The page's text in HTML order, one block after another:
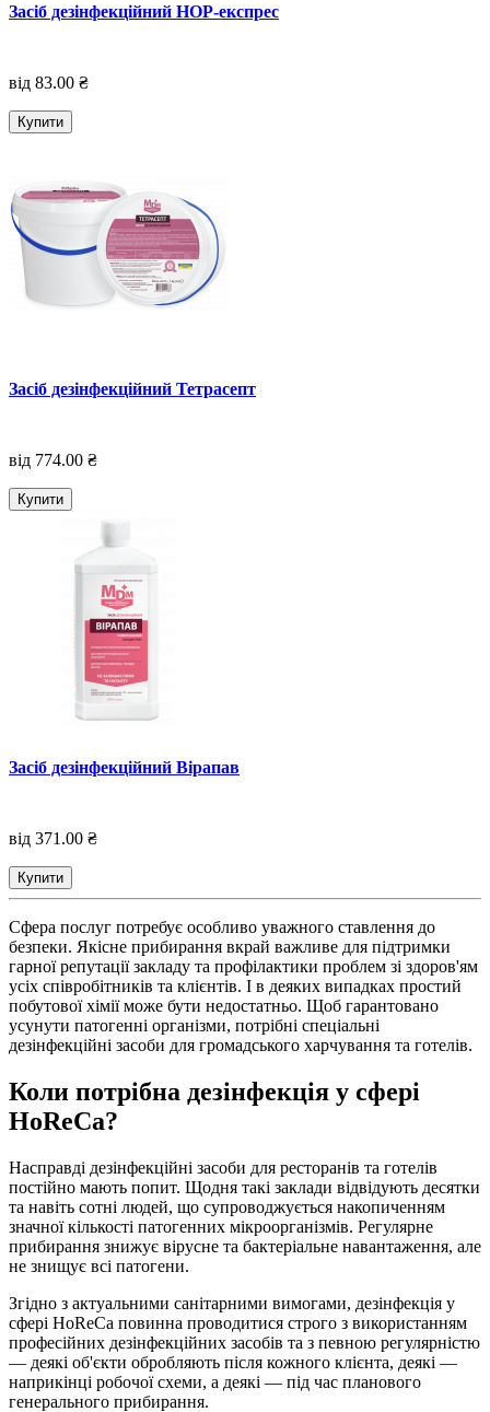
Засіб дезінфекційний НОР-експрес
від 83.00 ₴
Купити
Засіб дезінфекційний Тетрасепт
від 774.00 ₴
Купити
Засіб дезінфекційний Вірапав
від 371.00 ₴
Купити
Сфера послуг потребує особливо уважного ставлення до
безпеки. Якісне прибирання вкрай важливе для підтримки
гарної репутації закладу та профілактики проблем зі здоров'ям
усіх співробітників та клієнтів. І в деяких випадках простий
побутової хімії може бути недостатньо. Щоб гарантовано
усунути патогенні організми, потрібні спеціальні
дезінфекційні засоби для громадського харчування та готелів.
Коли потрібна дезінфекція у сфері
HoReCa?
Насправді дезінфекційні засоби для ресторанів та готелів
постійно мають попит. Щодня такі заклади відвідують десятки
та навіть сотні людей, що супроводжується накопиченням
значної кількості патогенних мікроорганізмів. Регулярне
прибирання знижує вірусне та бактеріальне навантаження, але
не знищує всі патогени.
Згідно з актуальними санітарними вимогами, дезінфекція у
сфері HoReCa повинна проводитися строго з використанням
професійних дезінфекційних засобів та з певною регулярністю
— деякі об'єкти обробляють після кожного клієнта, деякі —
наприкінці робочої схеми, а деякі — під час планового
генерального прибирання.